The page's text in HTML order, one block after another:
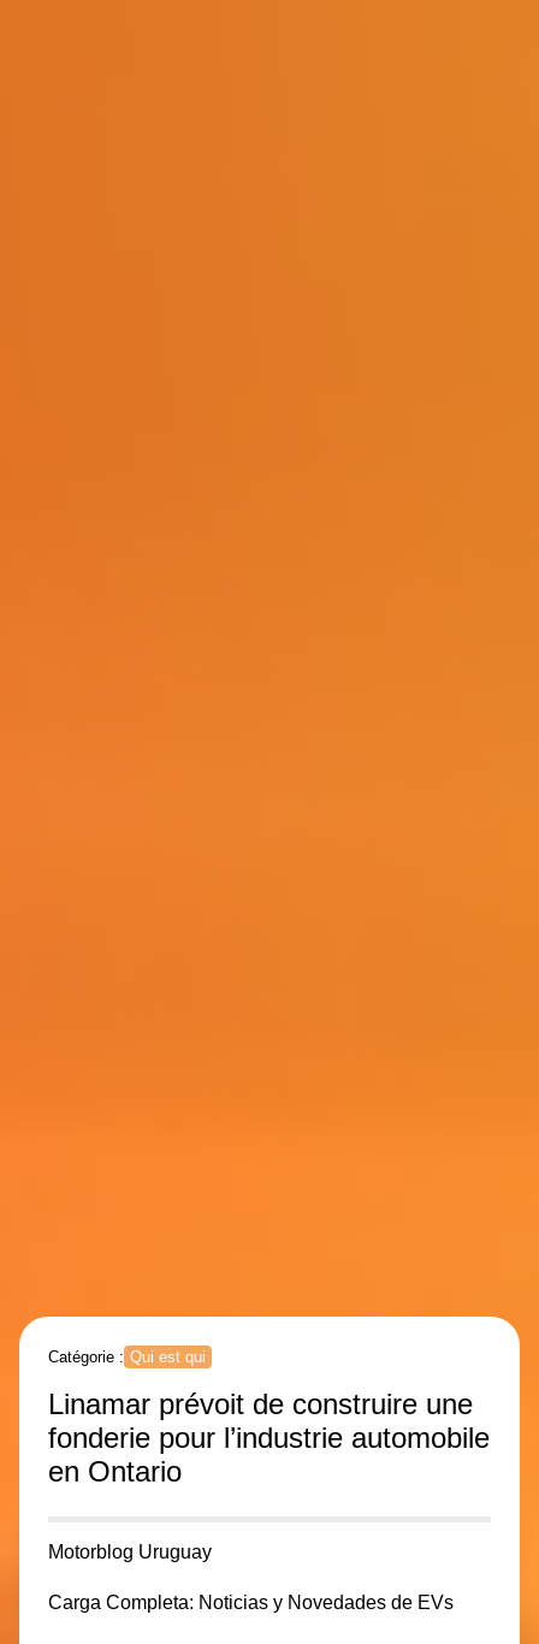
Catégorie : Qui est qui
Linamar prévoit de construire une
fonderie pour l’industrie automobile
en Ontario
Motorblog Uruguay
Carga Completa: Noticias y Novedades de EVs